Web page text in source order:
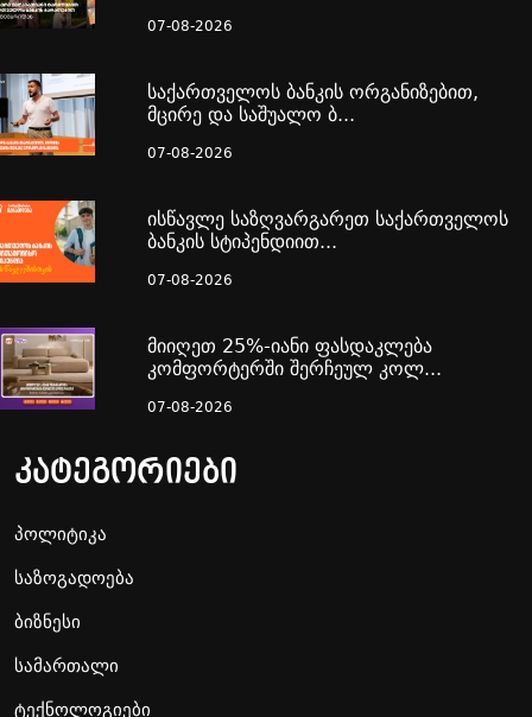
07-08-2026
საქართველოს ბანკის ორგანიზებით,
მცირე და საშუალო ბ...
07-08-2026
ისწავლე საზღვარგარეთ საქართველოს
ბანკის სტიპენდიით...
07-08-2026
მიიღეთ 25%-იანი ფასდაკლება
კომფორტერში შერჩეულ კოლ...
07-08-2026
კატეგორიები
პოლიტიკა
საზოგადოება
ბიზნესი
სამართალი
ტექნოლოგიები